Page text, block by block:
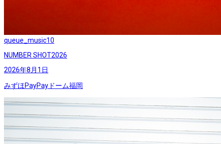
queue_music10
NUMBER SHOT2026
2026年8月1日
みずほPayPayドーム福岡